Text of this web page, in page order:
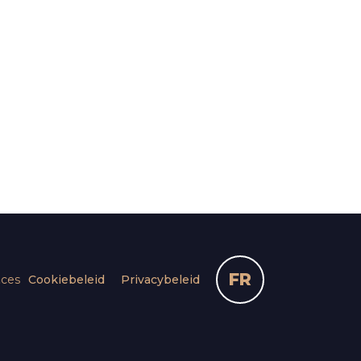
Cookiebeleid Privacybeleid FR